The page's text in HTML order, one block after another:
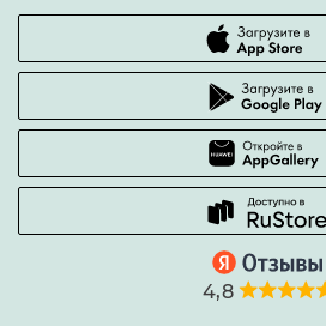
4,8